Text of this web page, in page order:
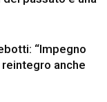
“Impegno
anche